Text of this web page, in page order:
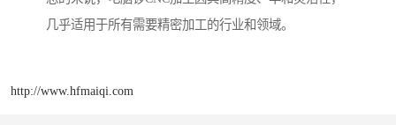
几乎适用于所有需要精密加工的行业和领域。
http://www.hfmaiqi.com